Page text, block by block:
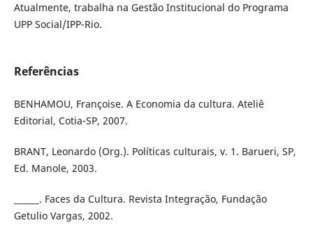
Atualmente, trabalha na Gestão Institucional do Programa
UPP Social/IPP-Rio.
Referências
BENHAMOU, Françoise. A Economia da cultura. Ateliê
Editorial, Cotia-SP, 2007.
BRANT, Leonardo (Org.). Políticas culturais, v. 1. Barueri, SP,
Ed. Manole, 2003.
______. Faces da Cultura. Revista Integração, Fundação
Getulio Vargas, 2002.